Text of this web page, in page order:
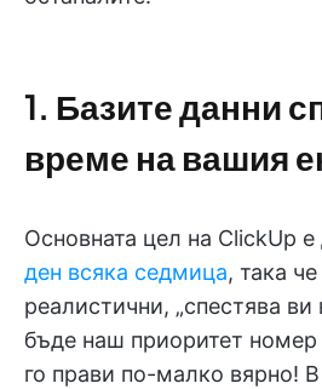
1. Базите данни
време на вашия
Основната цел на ClickUp е
ден всяка седмица, така
реалистични, „спестява
бъде наш приоритет
го прави по-малко вярно!